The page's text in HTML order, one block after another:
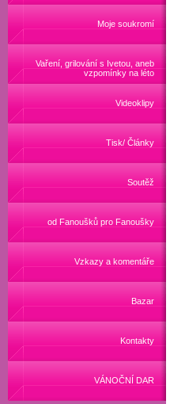
Moje soukromí
Vaření, grilování s Ivetou, aneb
vzpomínky na léto
Videoklipy
Tisk/ Články
Soutěž
od Fanoušků pro Fanoušky
Vzkazy a komentáře
Bazar
Kontakty
VÁNOČNÍ DAR